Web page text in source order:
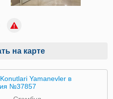
на карте
Yamanevler в
№37857